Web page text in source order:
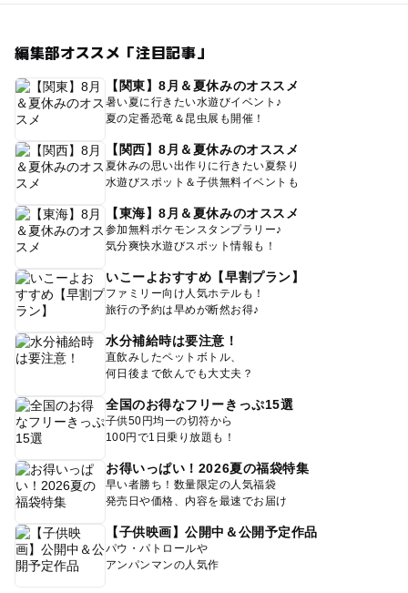
編集部オススメ「注目記事」
【関東】8月＆夏休みのオススメ
暑い夏に行きたい水遊びイベント♪
夏の定番恐竜＆昆虫展も開催！
【関西】8月＆夏休みのオススメ
夏休みの思い出作りに行きたい夏祭り
水遊びスポット＆子供無料イベントも
【東海】8月＆夏休みのオススメ
参加無料ポケモンスタンプラリー♪
気分爽快水遊びスポット情報も！
いこーよおすすめ【早割プラン】
ファミリー向け人気ホテルも！
旅行の予約は早めが断然お得♪
水分補給時は要注意！
直飲みしたペットボトル、
何日後まで飲んでも大丈夫？
全国のお得なフリーきっぷ15選
子供50円均一の切符から
100円で1日乗り放題も！
お得いっぱい！2026夏の福袋特集
早い者勝ち！数量限定の人気福袋
発売日や価格、内容を最速でお届け
【子供映画】公開中＆公開予定作品
パウ・パトロールや
アンパンマンの人気作